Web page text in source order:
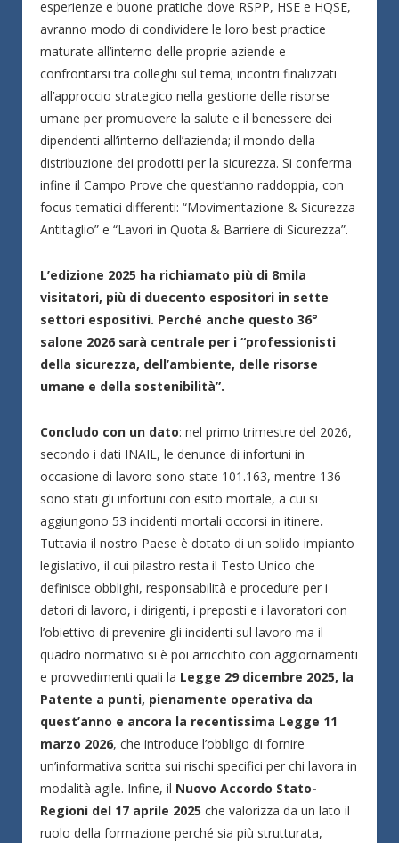
esperienze e buone pratiche dove RSPP, HSE e HQSE,
avranno modo di condividere le loro best practice
maturate all’interno delle proprie aziende e
confrontarsi tra colleghi sul tema; incontri finalizzati
all’approccio strategico nella gestione delle risorse
umane per promuovere la salute e il benessere dei
dipendenti all’interno dell’azienda; il mondo della
distribuzione dei prodotti per la sicurezza. Si conferma
infine il Campo Prove che quest’anno raddoppia, con
focus tematici differenti: “Movimentazione & Sicurezza
Antitaglio” e “Lavori in Quota & Barriere di Sicurezza”.
L’edizione 2025 ha richiamato più di 8mila
visitatori, più di duecento espositori in sette
settori espositivi. Perché anche questo 36°
salone 2026 sarà centrale per i “professionisti
della sicurezza, dell’ambiente, delle risorse
umane e della sostenibilità”.
Concludo con un dato: nel primo trimestre del 2026,
secondo i dati INAIL, le denunce di infortuni in
occasione di lavoro sono state 101.163, mentre 136
sono stati gli infortuni con esito mortale, a cui si
aggiungono 53 incidenti mortali occorsi in itinere.
Tuttavia il nostro Paese è dotato di un solido impianto
legislativo, il cui pilastro resta il Testo Unico che
definisce obblighi, responsabilità e procedure per i
datori di lavoro, i dirigenti, i preposti e i lavoratori con
l’obiettivo di prevenire gli incidenti sul lavoro ma il
quadro normativo si è poi arricchito con aggiornamenti
e provvedimenti quali la Legge 29 dicembre 2025, la
Patente a punti, pienamente operativa da
quest’anno e ancora la recentissima Legge 11
marzo 2026, che introduce l’obbligo di fornire
un’informativa scritta sui rischi specifici per chi lavora in
modalità agile. Infine, il Nuovo Accordo Stato-
Regioni del 17 aprile 2025 che valorizza da un lato il
ruolo della formazione perché sia più strutturata,